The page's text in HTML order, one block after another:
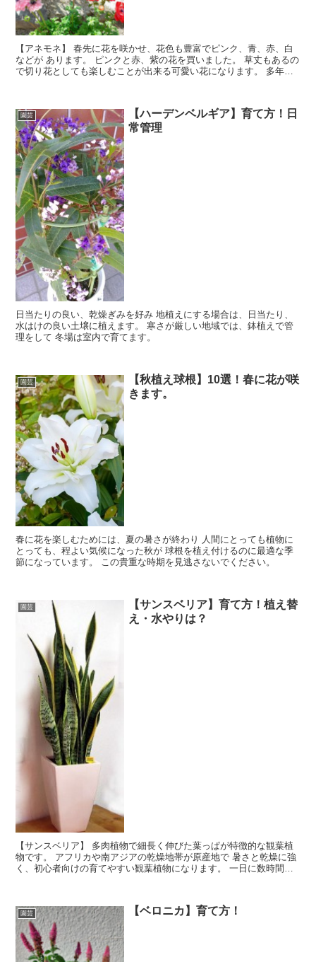
【アネモネ】 春先に花を咲かせ、花色も豊富でピンク、青、赤、白
などが あります。 ピンクと赤、紫の花を買いました。 草丈もあるの
で切り花としても楽しむことが出来る可愛い花になります。 多年草
園芸
【ハーデンベルギア】育て方！日
常管理
日当たりの良い、乾燥ぎみを好み 地植えにする場合は、日当たり、
水はけの良い土壌に植えます。 寒さが厳しい地域では、鉢植えで管
理をして 冬場は室内で育てます。
園芸
【秋植え球根】10選！春に花が咲
きます。
春に花を楽しむためには、夏の暑さが終わり 人間にとっても植物に
とっても、程よい気候になった秋が 球根を植え付けるのに最適な季
節になっています。 この貴重な時期を見逃さないでください。
園芸
【サンスベリア】育て方！植え替
え・水やりは？
【サンスベリア】 多肉植物で細長く伸びた葉っぱが特徴的な観葉植
物です。 アフリカや南アジアの乾燥地帯が原産地で 暑さと乾燥に強
く、初心者向けの育てやすい観葉植物になります。 一日に数時間日
園芸 【ベロニカ】育て方！